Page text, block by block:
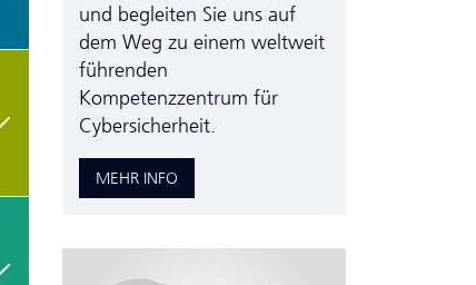
und begleiten Sie uns auf
dem Weg zu einem weltweit
führenden
Kompetenzzentrum für
Cybersicherheit.
MEHR INFO